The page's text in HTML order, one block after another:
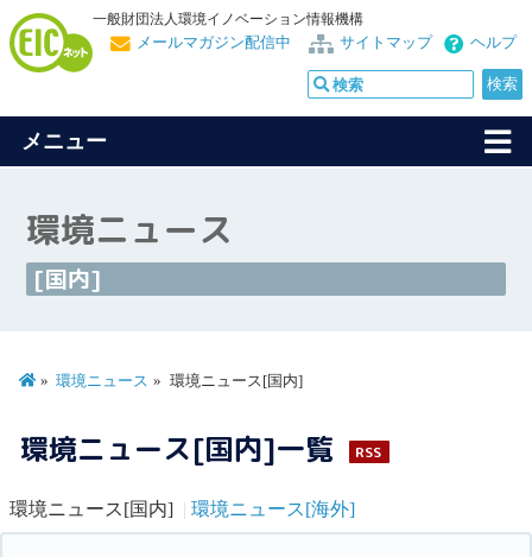
一般財団法人環境イノベーション情報機構
ヘルプ
サイトマップ
メールマガジン配信中
メニュー
環境ニュース
[国内]
環境ニュース 環境ニュース[国内]
環境ニュース[国内]一覧 RSS
環境ニュース[国内] 環境ニュース[海外]